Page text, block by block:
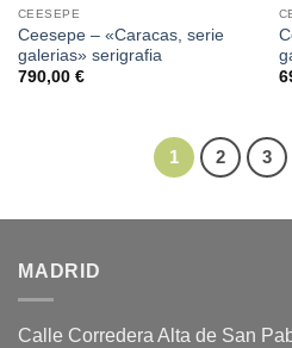
CEESEPE
Ceesepe – «Caracas, serie
galerias» serigrafia
790,00 €
1 2 3
MADRID
Calle Corredera Alta de San